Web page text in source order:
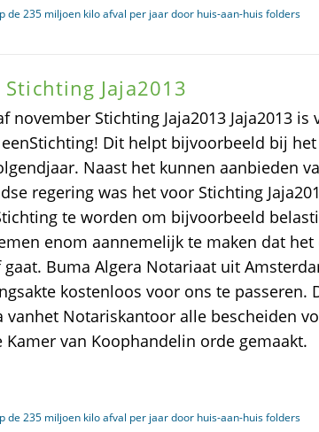
de 235 miljoen kilo afval per jaar door huis-aan-huis folders
Jaja2013
november Stichting Jaja2013 Jaja2013 is
Dit helpt bijvoorbeeld bij
Naast het kunnen aanbieden
regering was het voor Stichting
te worden om bijvoorbeeld
enom aannemelijk te maken dat het
Buma Algera Notariaat uit
kostenloos voor ons te passeren.
vanhet Notariskantoor alle bescheiden
van Koophandelin orde gemaakt.
de 235 miljoen kilo afval per jaar door huis-aan-huis folders